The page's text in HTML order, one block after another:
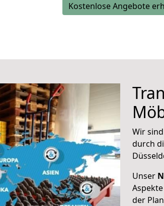
Kostenlose Angebote
Wir sind
durch
Unser
der